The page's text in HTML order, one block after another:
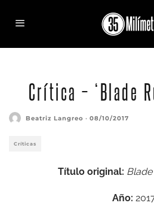
Crítica – ‘Blade
Beatriz Langreo · 08/10/2017
Críticas
Título original: Blade
Año: